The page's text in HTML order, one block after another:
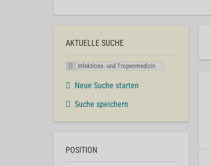
AKTUELLE SUCHE
Infektions- und Tropenmedizin
Neue Suche starten
Suche speichern
POSITION